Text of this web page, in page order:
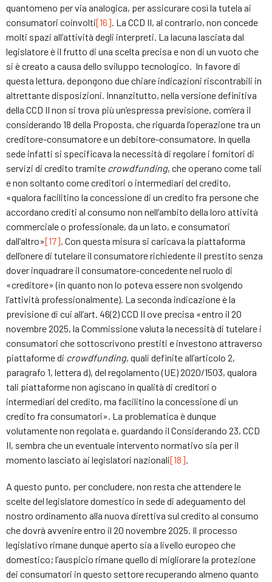
quantomeno per via analogica, per assicurare così la tutela ai
consumatori coinvolti[16]. La CCD II, al contrario, non concede
molti spazi all’attività degli interpreti. La lacuna lasciata dal
legislatore è il frutto di una scelta precisa e non di un vuoto che
si è creato a causa dello sviluppo tecnologico. In favore di
questa lettura, depongono due chiare indicazioni riscontrabili in
altrettante disposizioni. Innanzitutto, nella versione definitiva
della CCD II non si trova più un’espressa previsione, com’era il
considerando 18 della Proposta, che riguarda l’operazione tra un
creditore-consumatore e un debitore-consumatore. In quella
sede infatti si specificava la necessità di regolare i fornitori di
servizi di credito tramite crowdfunding, che operano come tali
e non soltanto come creditori o intermediari del credito,
«qualora facilitino la concessione di un credito fra persone che
accordano crediti al consumo non nell’ambito della loro attività
commerciale o professionale, da un lato, e consumatori
dall’altro»[17]. Con questa misura si caricava la piattaforma
dell’onere di tutelare il consumatore richiedente il prestito senza
dover inquadrare il consumatore-concedente nel ruolo di
«creditore» (in quanto non lo poteva essere non svolgendo
l’attività professionalmente). La seconda indicazione è la
previsione di cui all’art. 46(2) CCD II ove precisa «entro il 20
novembre 2025, la Commissione valuta la necessità di tutelare i
consumatori che sottoscrivono prestiti e investono attraverso
piattaforme di crowdfunding, quali definite all’articolo 2,
paragrafo 1, lettera d), del regolamento (UE) 2020/1503, qualora
tali piattaforme non agiscano in qualità di creditori o
intermediari del credito, ma facilitino la concessione di un
credito fra consumatori». La problematica è dunque
volutamente non regolata e, guardando il Considerando 23, CCD
II, sembra che un eventuale intervento normativo sia per il
momento lasciato ai legislatori nazionali[18].
A questo punto, per concludere, non resta che attendere le
scelte del legislatore domestico in sede di adeguamento del
nostro ordinamento alla nuova direttiva sul credito al consumo
che dovrà avvenire entro il 20 novembre 2025. Il processo
legislativo rimane dunque aperto sia a livello europeo che
domestico; l’auspicio rimane quello di migliorare la protezione
dei consumatori in questo settore recuperando almeno quanto